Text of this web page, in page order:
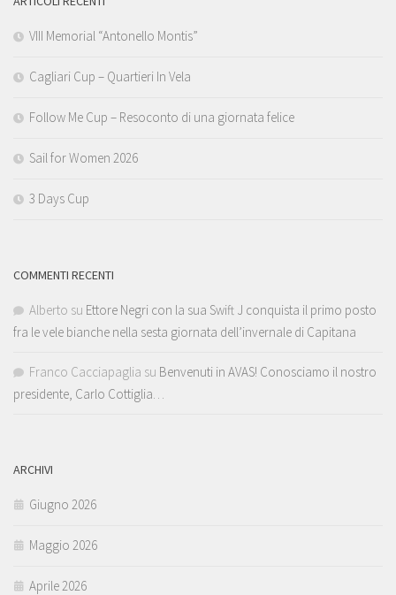
VIII Memorial “Antonello Montis”
Cagliari Cup – Quartieri In Vela
Follow Me Cup – Resoconto di una giornata felice
Sail for Women 2026
3 Days Cup
COMMENTI RECENTI
Alberto su Ettore Negri con la sua Swift J conquista il primo posto
fra le vele bianche nella sesta giornata dell’invernale di Capitana
Franco Cacciapaglia su Benvenuti in AVAS! Conosciamo il nostro
presidente, Carlo Cottiglia…
ARCHIVI
Giugno 2026
Maggio 2026
Aprile 2026